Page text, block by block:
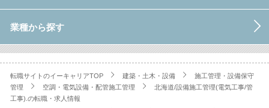
業種から探す
転職サイトのイーキャリアTOP 建築・土木・設備
施工管理・設備保守
管理
空調・電気設備・配管施工管理
北海道/設備施工管理(電気工事/管
工事).の転職・求人情報